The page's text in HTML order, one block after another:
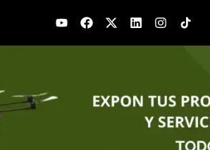
YoutubeFacebook
X-
twitter
LinkedinInstagram